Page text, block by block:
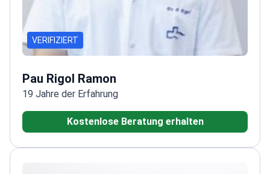
VERIFIZIERT
Pau Rigol Ramon
19 Jahre der Erfahrung
Kostenlose Beratung erhalten